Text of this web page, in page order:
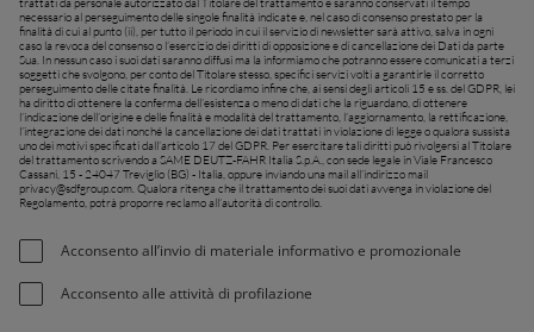
necessario al perseguimento delle singole finalità indicate e, nel caso di consenso prestato per la
finalità di cui al punto (ii), per tutto il periodo in cui il servizio di newsletter sarà attivo, salva in ogni
caso la revoca del consenso o l’esercizio dei diritti di opposizione e di cancellazione dei Dati da parte
Sua. In nessun caso i suoi dati saranno diffusi ma la informiamo che potranno essere comunicati a terzi
soggetti che svolgono, per conto del Titolare stesso, specifici servizi volti a garantirle il corretto
perseguimento delle citate finalità. Le ricordiamo infine che, ai sensi degli articoli 15 e ss. del GDPR, lei
ha diritto di ottenere la conferma dell’esistenza o meno di dati che la riguardano, di ottenere
l’indicazione dell’origine e delle finalità e modalità del trattamento, l’aggiornamento, la rettificazione,
l’integrazione dei dati nonché la cancellazione dei dati trattati in violazione di legge o qualora sussista
uno dei motivi specificati dall’articolo 17 del GDPR. Per esercitare tali diritti può rivolgersi al Titolare
del trattamento scrivendo a SAME DEUTZ-FAHR Italia S.p.A., con sede legale in Viale Francesco
Cassani, 15 - 24047 Treviglio (BG) - Italia, oppure inviando una mail all’indirizzo mail
privacy@sdfgroup.com. Qualora ritenga che il trattamento dei suoi dati avvenga in violazione del
Regolamento, potrà proporre reclamo all’autorità di controllo.
Acconsento all’invio di materiale informativo e promozionale
Acconsento alle attività di profilazione